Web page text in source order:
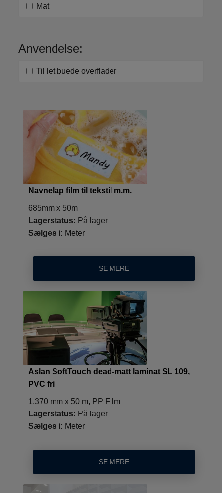
Mat
Anvendelse:
Til let buede overflader
Navnelap film til tekstil m.m.
685mm x 50m
Lagerstatus: På lager
Sælges i: Meter
SE MERE
Aslan SoftTouch dead-matt laminat SL 109,
PVC fri
1.370 mm x 50 m, PP Film
Lagerstatus: På lager
Sælges i: Meter
SE MERE